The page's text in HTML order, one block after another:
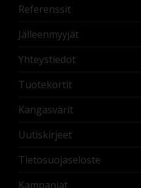
Referenssit
Jälleenmyyjät
Yhteystiedot
Tuotekortit
Kangasvärit
Uutiskirjeet
Tietosuojaseloste
Kampanjat